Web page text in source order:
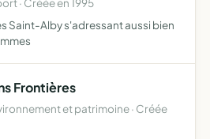
· Créée en 1995
Saint-Alby s'adressant aussi bien
Frontières
et patrimoine · Créée